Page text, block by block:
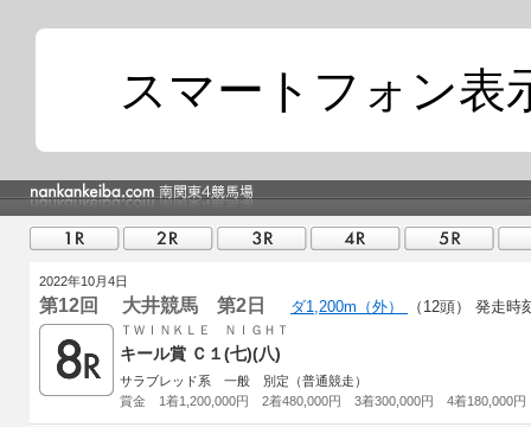
スマートフォン表
2022年10月4日
第12回 大井競馬 第2日 ダ1,200m（外） （12頭） 発走時
ＴＷＩＮＫＬＥ ＮＩＧＨＴ
キール賞 Ｃ１(七)(八)
サラブレッド系 一般 別定（普通競走）
賞金 1着1,200,000円 2着480,000円 3着300,000円 4着180,000円